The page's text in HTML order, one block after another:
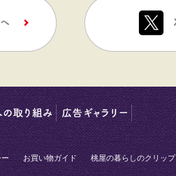
お買い物ガイド 桃屋の暮らしのクリップ